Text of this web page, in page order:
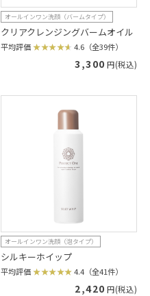
オールインワン洗顔（バームタイプ）
クリアクレンジングバームオイル
平均評価 4.6（全39件）
3,300 円(税込)
オールインワン洗顔（泡タイプ）
シルキーホイップ
平均評価 4.4（全41件）
2,420 円(税込)